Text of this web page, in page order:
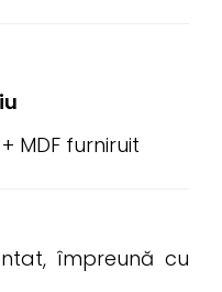
MDF furniruit
împreună cu